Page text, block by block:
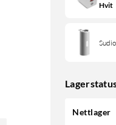
Hvit
Nettlager